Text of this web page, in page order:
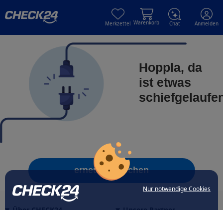
Nur notwendige Cookies
Merkzettel Warenkorb Chat Anmelden
Hoppla, da
ist etwas
erneut versuchen